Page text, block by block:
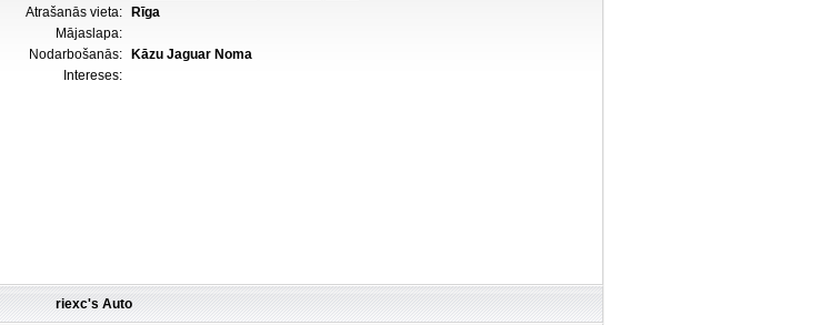
Atrašanās vieta:
Rīga
Mājaslapa:
Nodarbošanās:
Kāzu Jaguar Noma
Intereses:
riexc's Auto